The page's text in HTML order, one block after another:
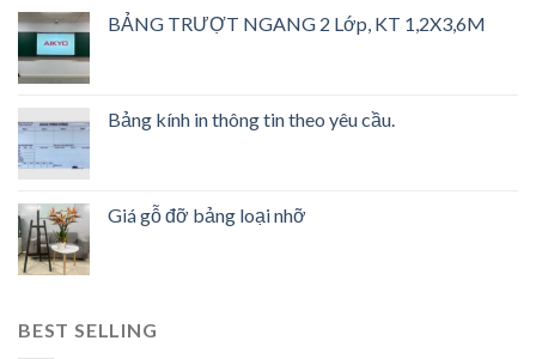
BẢNG TRƯỢT NGANG 2 Lớp, KT 1,2X3,6M
Bảng kính in thông tin theo yêu cầu.
Giá gỗ đỡ bảng loại nhỡ
BEST SELLING